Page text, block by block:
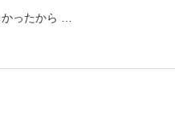
ったから …